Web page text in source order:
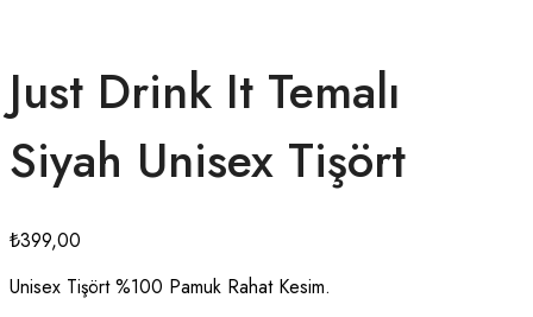
Just Drink It Temalı
Siyah Unisex Tişört
₺399,00
Unisex Tişört %100 Pamuk Rahat Kesim.